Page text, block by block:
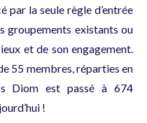
la seule règle d’entrée
groupements existants ou
et de son engagement.
55 membres, réparties en
Diom est passé à 674
!